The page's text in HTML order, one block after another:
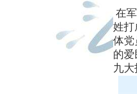
在
姓打
体党
的
九大